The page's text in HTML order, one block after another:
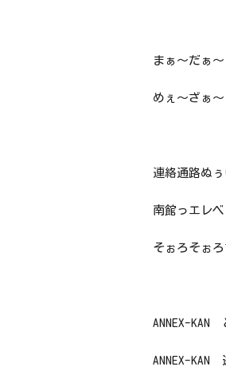
まぁ～だぁ
めぇ～ざぁ
連絡通路ぬ
南館っエレ
そぉろそぉ
ANNEX-KAN
ANNEX-KAN